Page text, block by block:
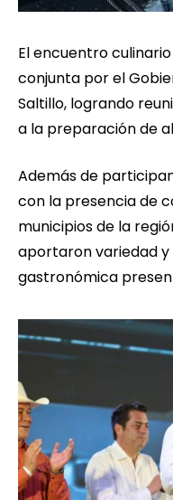
El encuentro
conjunta por el
Saltillo, logrando
a la preparación de
Además de
con la presencia de
municipios de la
aportaron variedad
gastronómica